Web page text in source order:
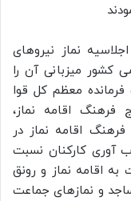
نماز نیروهای
کشور میزبانی آن را
فرمانده معظم کل قوا
فرهنگ اقامه نماز،
اقامه نماز در
آوری کارکنان نسبت
به اقامه نماز و رونق
و نمازهای جماعت